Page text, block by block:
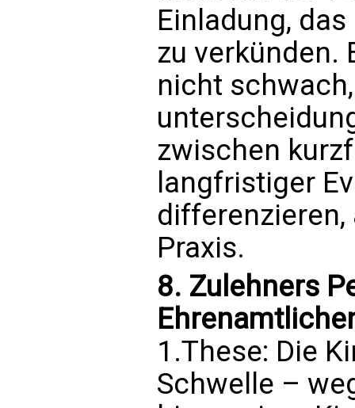
Einladung,
zu verkünden.
nicht
zwischen
langfristiger
Praxis.
8. Zulehners
1.These: Die
Schwelle –